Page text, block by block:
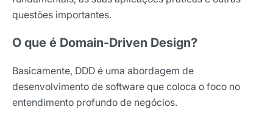
questões importantes.
O que é Domain-Driven Design?
Basicamente, DDD é uma abordagem de
desenvolvimento de software que coloca o foco no
entendimento profundo de negócios.